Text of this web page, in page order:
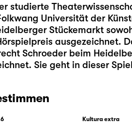
studierte
Universität der
Stückemarkt
ausgezeichnet.
Schroederbeim
Sie geht in dieser
Kultura extra